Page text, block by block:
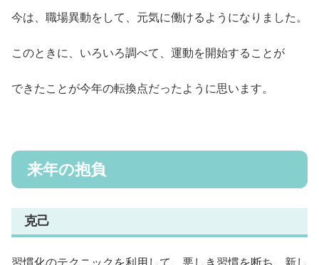
今は、職場異動をして、元気に働けるようになりました。
このときに、いろいろ調べて、運動を開始することが
できたことが今年の転換点だったように思います。
来年の抱負
克己